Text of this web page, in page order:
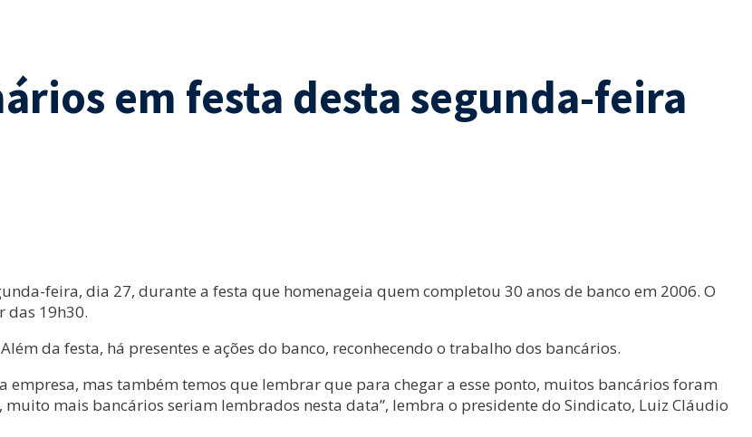
em festa desta segunda-feira
feira, dia 27, durante a festa que homenageia quem completou 30 anos de banco em 2006. O
das 19h30.
da festa, há presentes e ações do banco, reconhecendo o trabalho dos bancários.
mas também temos que lembrar que para chegar a esse ponto, muitos bancários foram
mais bancários seriam lembrados nesta data”, lembra o presidente do Sindicato, Luiz Cláudio